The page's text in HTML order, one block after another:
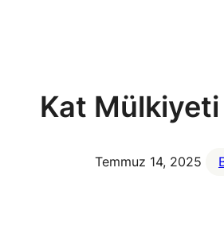
Kat
Temmuz 14, 2025